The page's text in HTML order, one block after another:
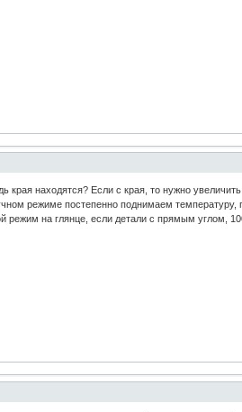
края находятся? Если с края, то нужно
режиме постепенно поднимаем
режим на глянце, если детали с прямым углом,